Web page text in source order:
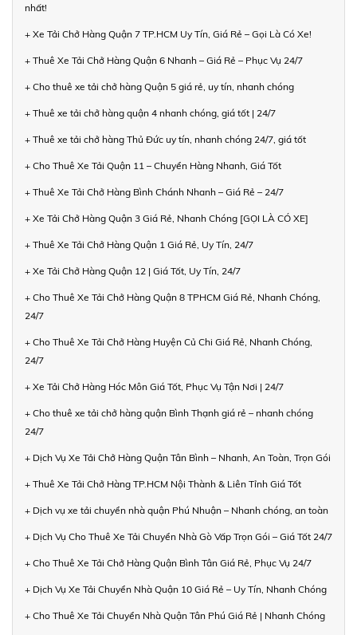
nhất!
+ Xe Tải Chở Hàng Quận 7 TP.HCM Uy Tín, Giá Rẻ – Gọi Là Có Xe!
+ Thuê Xe Tải Chở Hàng Quận 6 Nhanh – Giá Rẻ – Phục Vụ 24/7
+ Cho thuê xe tải chở hàng Quận 5 giá rẻ, uy tín, nhanh chóng
+ Thuê xe tải chở hàng quận 4 nhanh chóng, giá tốt | 24/7
+ Thuê xe tải chở hàng Thủ Đức uy tín, nhanh chóng 24/7, giá tốt
+ Cho Thuê Xe Tải Quận 11 – Chuyển Hàng Nhanh, Giá Tốt
+ Thuê Xe Tải Chở Hàng Bình Chánh Nhanh – Giá Rẻ – 24/7
+ Xe Tải Chở Hàng Quận 3 Giá Rẻ, Nhanh Chóng [GỌI LÀ CÓ XE]
+ Thuê Xe Tải Chở Hàng Quận 1 Giá Rẻ, Uy Tín, 24/7
+ Xe Tải Chở Hàng Quận 12 | Giá Tốt, Uy Tín, 24/7
+ Cho Thuê Xe Tải Chở Hàng Quận 8 TPHCM Giá Rẻ, Nhanh Chóng,
24/7
+ Cho Thuê Xe Tải Chở Hàng Huyện Củ Chi Giá Rẻ, Nhanh Chóng,
24/7
+ Xe Tải Chở Hàng Hóc Môn Giá Tốt, Phục Vụ Tận Nơi | 24/7
+ Cho thuê xe tải chở hàng quận Bình Thạnh giá rẻ – nhanh chóng
24/7
+ Dịch Vụ Xe Tải Chở Hàng Quận Tân Bình – Nhanh, An Toàn, Trọn Gói
+ Thuê Xe Tải Chở Hàng TP.HCM Nội Thành & Liên Tỉnh Giá Tốt
+ Dịch vụ xe tải chuyển nhà quận Phú Nhuận – Nhanh chóng, an toàn
+ Dịch Vụ Cho Thuê Xe Tải Chuyển Nhà Gò Vấp Trọn Gói – Giá Tốt 24/7
+ Cho Thuê Xe Tải Chở Hàng Quận Bình Tân Giá Rẻ, Phục Vụ 24/7
+ Dịch Vụ Xe Tải Chuyển Nhà Quận 10 Giá Rẻ – Uy Tín, Nhanh Chóng
+ Cho Thuê Xe Tải Chuyển Nhà Quận Tân Phú Giá Rẻ | Nhanh Chóng